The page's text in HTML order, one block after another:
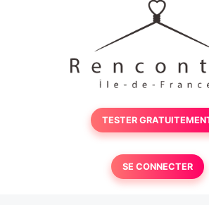
TESTER
SE CONNECTER